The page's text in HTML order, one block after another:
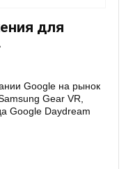
для
Google на рынок
Gear VR,
Google Daydream